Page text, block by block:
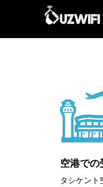
空港での
タシケント